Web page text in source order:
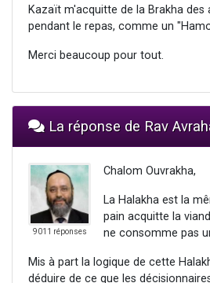
Kazaït m'acquitte de la Brakha des
pendant le repas, comme un
Merci beaucoup pour tout.
La réponse de Rav
9011 réponses
Chalom Ouvrakha,
La Halakha est la
pain acquitte la
ne consomme pas
Mis à part la logique de cette
déduire de ce que les